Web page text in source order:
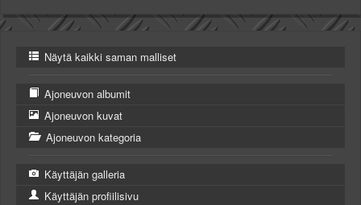
Näytä kaikki saman malliset
Ajoneuvon albumit
Ajoneuvon kuvat
Ajoneuvon kategoria
Käyttäjän galleria
Käyttäjän profiilisivu